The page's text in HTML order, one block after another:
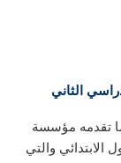
الثاني
تقدمه مؤسسة
الابتدائي والتي